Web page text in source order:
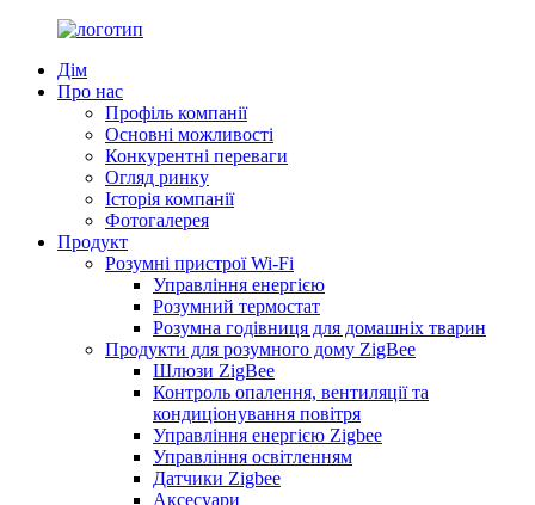
Дім
Про нас
Профіль компанії
Основні можливості
Конкурентні переваги
Огляд ринку
Історія компанії
Фотогалерея
Продукт
Розумні пристрої Wi-Fi
Управління енергією
Розумний термостат
Розумна годівниця для домашніх тварин
Продукти для розумного дому ZigBee
Шлюзи ZigBee
Контроль опалення, вентиляції та
кондиціонування повітря
Управління енергією Zigbee
Управління освітленням
Датчики Zigbee
Аксесуари